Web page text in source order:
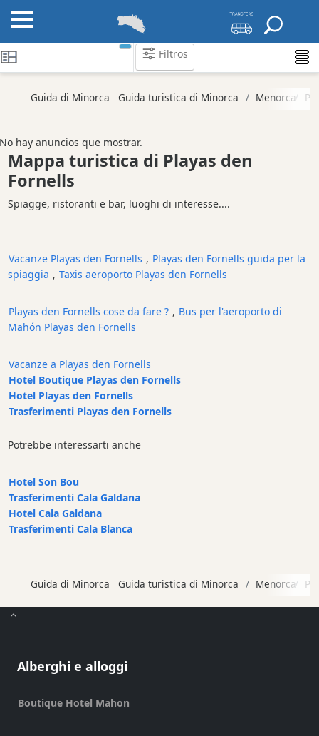
Categorie
Società
di
attività
Tour
ed
acquatici
Ristorante
Excursions
Cafe
Alimenti
e
bevande
Attività
Live
Music
Locali
Beach
Bar
and
Trasferimento
Trasporti
Guida di Minorca Guida turistica di Minorca Menorca
No hay anuncios que mostrar.
Mappa turistica di Playas den
Fornells
Spiagge, ristoranti e bar, luoghi di interesse....
Vacanze Playas den Fornells , Playas den Fornells guida per la
spiaggia , Taxis aeroporto Playas den Fornells
Playas den Fornells cose da fare ? , Bus per l'aeroporto di
Mahón Playas den Fornells
Vacanze a Playas den Fornells
Hotel Boutique Playas den Fornells
Hotel Playas den Fornells
Trasferimenti Playas den Fornells
Potrebbe interessarti anche
Hotel Son Bou
Trasferimenti Cala Galdana
Hotel Cala Galdana
Trasferimenti Cala Blanca
Guida di Minorca Guida turistica di Minorca Menorca
Alberghi e alloggi
Boutique Hotel Mahon
Filtros